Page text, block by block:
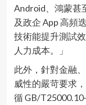
Android、鴻蒙甚
及政企 App 高頻
技術能提升測試
人力成本。」
此外，針對金融
威性的嚴苛要求
循 GB/